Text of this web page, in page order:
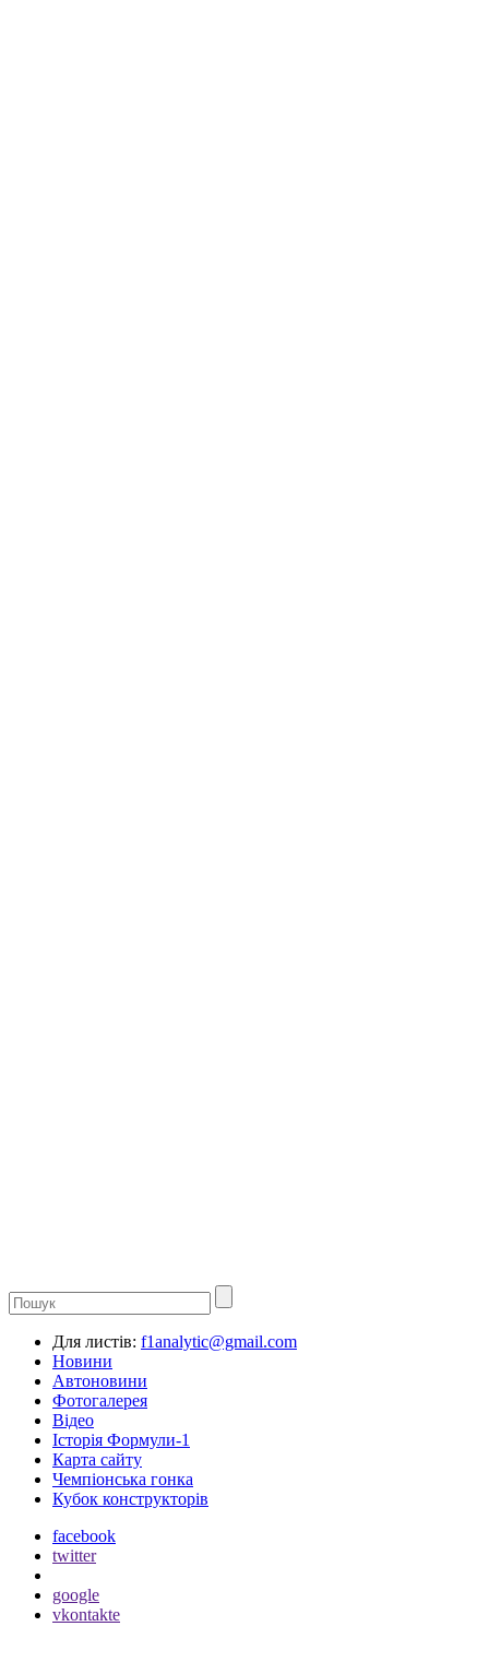
Для листів: f1analytic@gmail.com
Новини
Автоновини
Фотогалерея
Відео
Історія Формули-1
Карта сайту
Чемпіонська гонка
Кубок конструкторів
facebook
twitter
google
vkontakte